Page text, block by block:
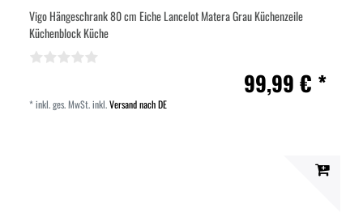
Vigo Hängeschrank 80 cm Eiche Lancelot Matera Grau Küchenzeile
Küchenblock Küche
99,99 € *
*inkl. ges. MwSt.inkl.Versand nach DE